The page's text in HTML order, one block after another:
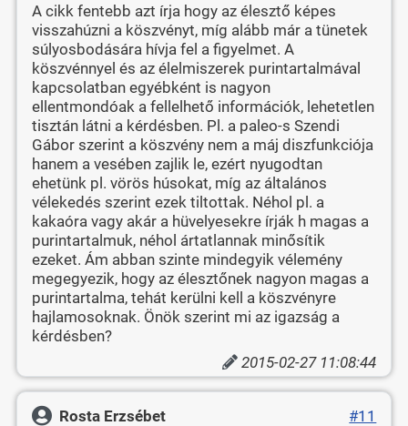
A cikk fentebb azt írja hogy az élesztő képes
visszahúzni a köszvényt, míg alább már a tünetek
súlyosbodására hívja fel a figyelmet. A
köszvénnyel és az élelmiszerek purintartalmával
kapcsolatban egyébként is nagyon
ellentmondóak a fellelhető információk, lehetetlen
tisztán látni a kérdésben. Pl. a paleo-s Szendi
Gábor szerint a köszvény nem a máj diszfunkciója
hanem a vesében zajlik le, ezért nyugodtan
ehetünk pl. vörös húsokat, míg az általános
vélekedés szerint ezek tiltottak. Néhol pl. a
kakaóra vagy akár a hüvelyesekre írják h magas a
purintartalmuk, néhol ártatlannak minősítik
ezeket. Ám abban szinte mindegyik vélemény
megegyezik, hogy az élesztőnek nagyon magas a
purintartalma, tehát kerülni kell a köszvényre
hajlamosoknak. Önök szerint mi az igazság a
kérdésben?
2015-02-27 11:08:44
Rosta Erzsébet
#11